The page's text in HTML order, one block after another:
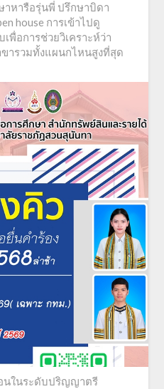
าหารือรุ่นพี่ ปรึกษาบิดา
house การเข้าไปดู
พื่อการช่วยวิเคราะห์ว่า
ารวมทั้งแผนกไหนสูงที่สุด
นในระดับปริญญาตรี